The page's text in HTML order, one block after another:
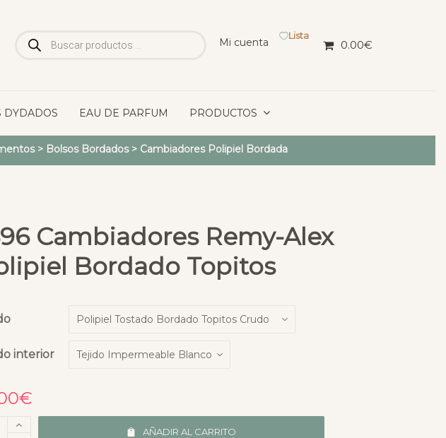
de
productos
Mi cuenta
Lista
0.00€
DYDADOS EAU DE PARFUM PRODUCTOS
> Bolsos Bordados> Cambiadores Polipiel Bordada
Cambiadores Remy-Alex
Bordado Topitos
interior
€
AÑADIR AL CARRITO